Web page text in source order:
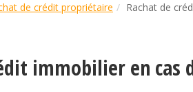
de crédit propriétaire Rachat de
immobilier en cas